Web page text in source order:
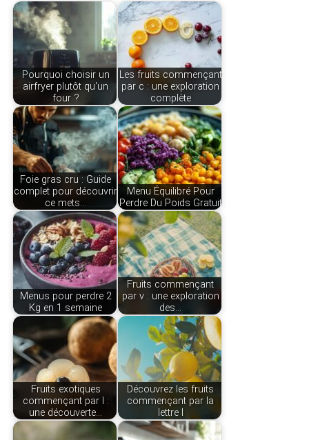
Pourquoi choisir un
airfryer plutôt qu'un
four ?
Les fruits commençant
par c : une exploration
complète
Foie gras cru : Guide
complet pour découvrir
ce mets…
Menu Équilibré Pour
Perdre Du Poids Gratuit
Menus pour perdre 2
Kg en 1 semaine
Fruits commençant
par v : une exploration
des…
Fruits exotiques
commençant par l :
une découverte…
Découvrez les fruits
commençant par la
lettre l